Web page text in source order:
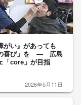
がい』があっても
の喜び」を — 広島
「core」が目指
2026年5月11日